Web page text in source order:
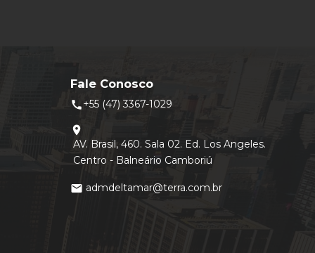
Fale Conosco
call+55 (47) 3367-1029
location_on
AV. Brasil, 460. Sala 02. Ed. Los Angeles.
Centro - Balneário Camboriú
mail admdeltamar@terra.com.br